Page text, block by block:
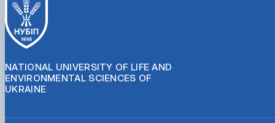
NATIONAL UNIVERSITY OF LIFE AND
ENVIRONMENTAL SCIENCES OF
UKRAINE